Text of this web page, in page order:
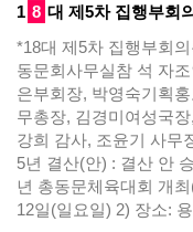
1 8 대 제5차 집행부회
*18대 제5차 집행부회
동문회사무실참 석 자
은부회장, 박영숙기획
무총장, 김경미여성국
강희 감사, 조윤기 사무
5년 결산(안) : 결산 안
년 총동문체육대회 개
12일(일요일) 2) 장소: